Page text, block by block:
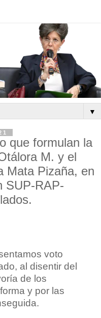
▼
que formulan la
M. y el
Mata Pizaña, en
SUP-RAP-
voto
al disentir del
de los
y por las